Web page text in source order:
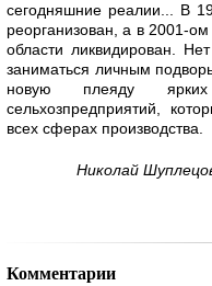
сегодняшние реалии... В
реорганизован, а в 2001-
области ликвидирован.
заниматься личным
новую плеяду ярких
сельхозпредприятий,
всех сферах производства.
Николай
Комментарии